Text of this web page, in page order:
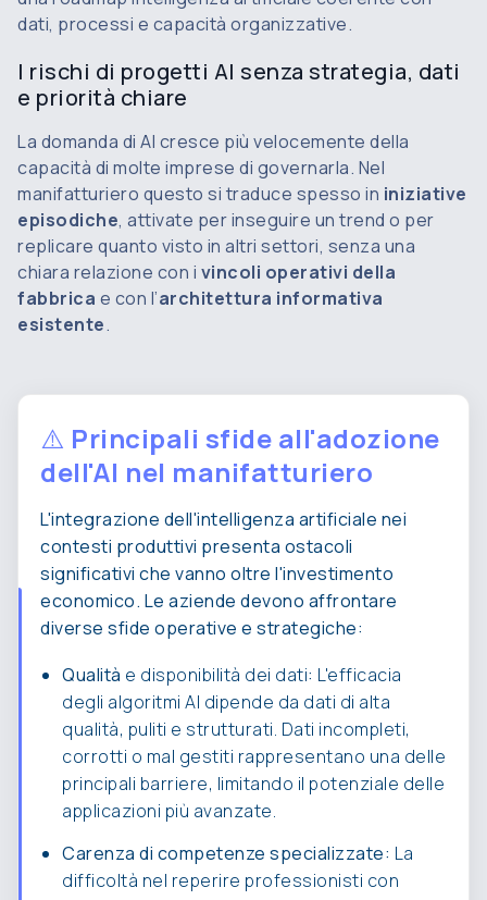
dati, processi e capacità organizzative.
I rischi di progetti AI senza strategia, dati
e priorità chiare
La domanda di AI cresce più velocemente della
capacità di molte imprese di governarla. Nel
manifatturiero questo si traduce spesso in iniziative
episodiche, attivate per inseguire un trend o per
replicare quanto visto in altri settori, senza una
chiara relazione con i vincoli operativi della
fabbrica e con l’architettura informativa
esistente.
⚠️ Principali sfide all'adozione
dell'AI nel manifatturiero
L'integrazione dell'intelligenza artificiale nei
contesti produttivi presenta ostacoli
significativi che vanno oltre l'investimento
economico. Le aziende devono affrontare
diverse sfide operative e strategiche:
Qualità e disponibilità dei dati: L'efficacia
degli algoritmi AI dipende da dati di alta
qualità, puliti e strutturati. Dati incompleti,
corrotti o mal gestiti rappresentano una delle
principali barriere, limitando il potenziale delle
applicazioni più avanzate.
Carenza di competenze specializzate: La
difficoltà nel reperire professionisti con